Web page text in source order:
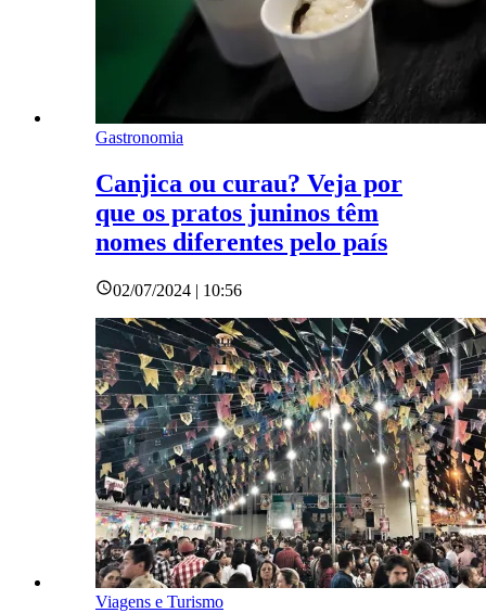
Gastronomia
Canjica ou curau? Veja por
que os pratos juninos têm
nomes diferentes pelo país
02/07/2024 | 10:56
Viagens e Turismo